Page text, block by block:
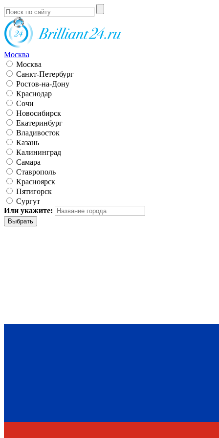
Москва
Москва
Санкт-Петербург
Ростов-на-Дону
Краснодар
Сочи
Новосибирск
Екатеринбург
Владивосток
Казань
Калининград
Самара
Ставрополь
Красноярск
Пятигорск
Сургут
Или укажите: